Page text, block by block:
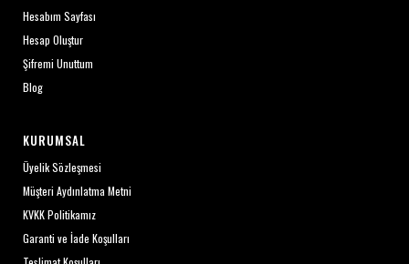
Hesabım Sayfası
Hesap Oluştur
Şifremi Unuttum
Blog
KURUMSAL
Üyelik Sözleşmesi
Müşteri Aydınlatma Metni
KVKK Politikamız
Garanti ve İade Koşulları